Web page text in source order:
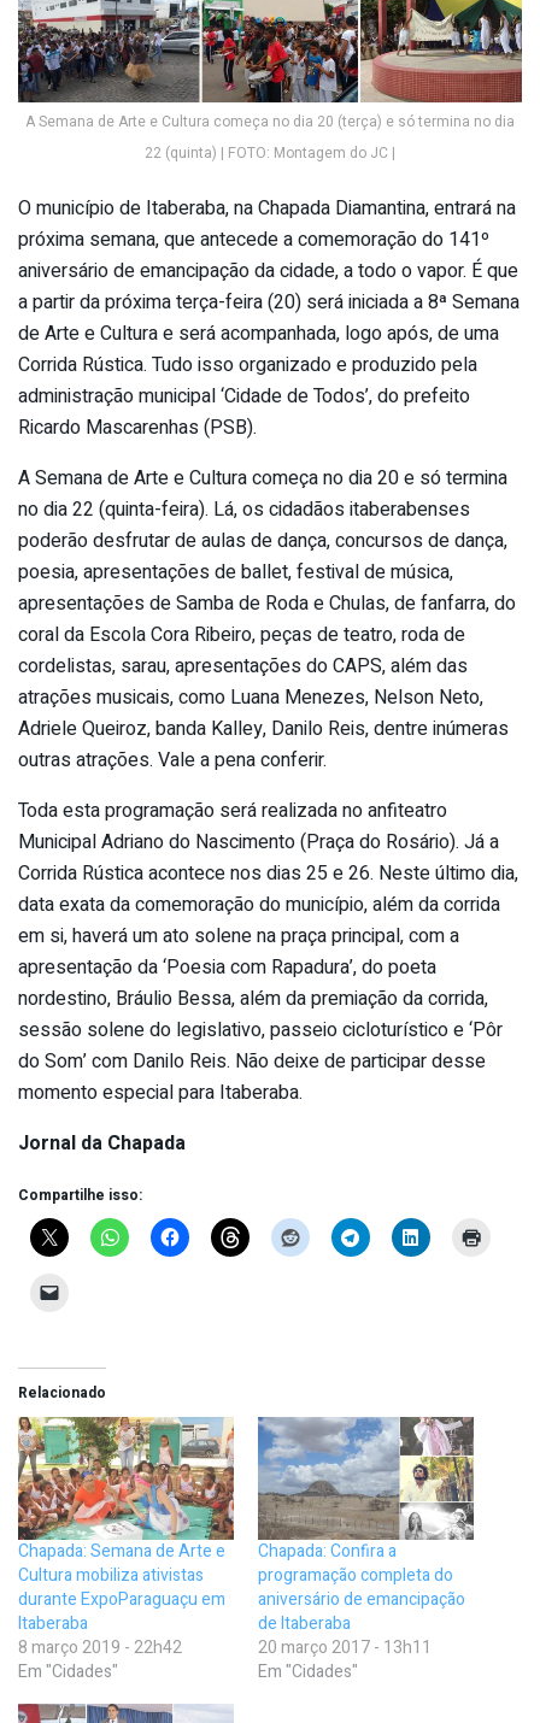
A Semana de Arte e Cultura começa no dia 20 (terça) e só termina no dia
22 (quinta) | FOTO: Montagem do JC |
O município de Itaberaba, na Chapada Diamantina, entrará na
próxima semana, que antecede a comemoração do 141º
aniversário de emancipação da cidade, a todo o vapor. É que
a partir da próxima terça-feira (20) será iniciada a 8ª Semana
de Arte e Cultura e será acompanhada, logo após, de uma
Corrida Rústica. Tudo isso organizado e produzido pela
administração municipal ‘Cidade de Todos’, do prefeito
Ricardo Mascarenhas (PSB).
A Semana de Arte e Cultura começa no dia 20 e só termina
no dia 22 (quinta-feira). Lá, os cidadãos itaberabenses
poderão desfrutar de aulas de dança, concursos de dança,
poesia, apresentações de ballet, festival de música,
apresentações de Samba de Roda e Chulas, de fanfarra, do
coral da Escola Cora Ribeiro, peças de teatro, roda de
cordelistas, sarau, apresentações do CAPS, além das
atrações musicais, como Luana Menezes, Nelson Neto,
Adriele Queiroz, banda Kalley, Danilo Reis, dentre inúmeras
outras atrações. Vale a pena conferir.
Toda esta programação será realizada no anfiteatro
Municipal Adriano do Nascimento (Praça do Rosário). Já a
Corrida Rústica acontece nos dias 25 e 26. Neste último dia,
data exata da comemoração do município, além da corrida
em si, haverá um ato solene na praça principal, com a
apresentação da ‘Poesia com Rapadura’, do poeta
nordestino, Bráulio Bessa, além da premiação da corrida,
sessão solene do legislativo, passeio cicloturístico e ‘Pôr
do Som’ com Danilo Reis. Não deixe de participar desse
momento especial para Itaberaba.
Jornal da Chapada
Compartilhe isso:
Relacionado
Chapada: Semana de Arte e
Cultura mobiliza ativistas
durante ExpoParaguaçu em
Itaberaba
8 março 2019 - 22h42
Em "Cidades"
Chapada: Confira a
programação completa do
aniversário de emancipação
de Itaberaba
20 março 2017 - 13h11
Em "Cidades"